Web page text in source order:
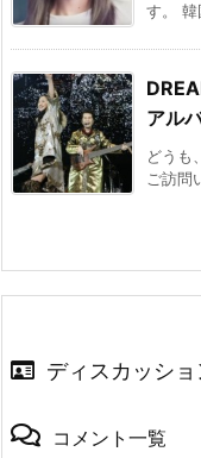
す。
アル
どうも
ご訪問
ディスカッショ
コメント一覧